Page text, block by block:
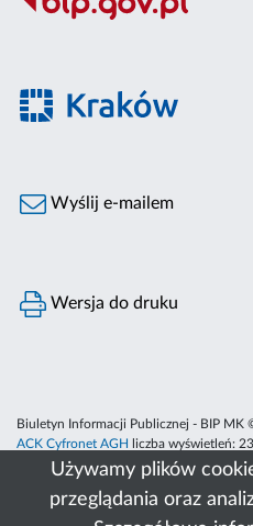
Używamy plików
przeglądania oraz
Wyślij e-mailem
Wersja do druku
Biuletyn Informacji Publicznej - BIP MK
ACK Cyfronet AGH
liczba wyświetleń: